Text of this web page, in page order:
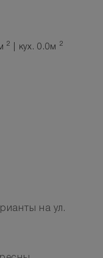
2 | кух. 0.0м 2
на ул.